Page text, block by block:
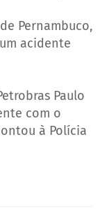
Pernambuco,
acidente
Paulo
com o
à Polícia